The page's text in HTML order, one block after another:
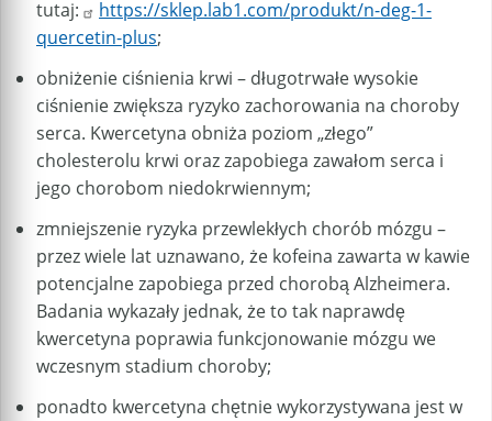
tutaj:
https://sklep.lab1.com/produkt/n-deg-1-
quercetin-plus;
obniżenie ciśnienia krwi – długotrwałe wysokie
ciśnienie zwiększa ryzyko zachorowania na choroby
serca. Kwercetyna obniża poziom „złego”
cholesterolu krwi oraz zapobiega zawałom serca i
jego chorobom niedokrwiennym;
zmniejszenie ryzyka przewlekłych chorób mózgu –
przez wiele lat uznawano, że kofeina zawarta w kawie
potencjalne zapobiega przed chorobą Alzheimera.
Badania wykazały jednak, że to tak naprawdę
kwercetyna poprawia funkcjonowanie mózgu we
wczesnym stadium choroby;
ponadto kwercetyna chętnie wykorzystywana jest w